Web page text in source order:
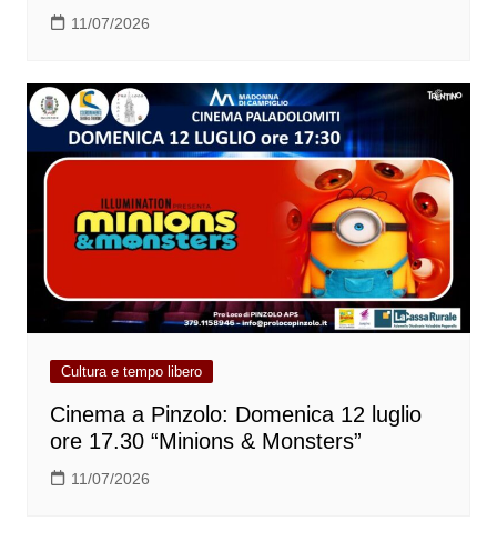
11/07/2026
Cultura e tempo libero
Cinema a Pinzolo: Domenica 12 luglio
ore 17.30 “Minions & Monsters”
11/07/2026